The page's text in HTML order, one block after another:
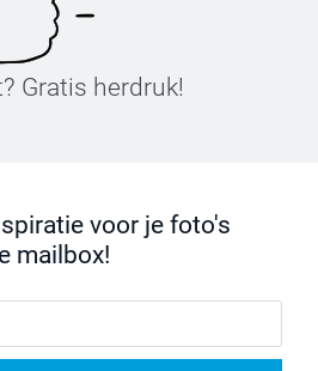
Gratis herdruk!
voor je foto's
mailbox!